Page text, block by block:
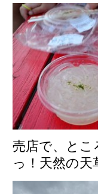
売店で、とこ
っ！天然の